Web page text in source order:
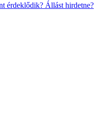
érdeklődik? Állást hirdetne?